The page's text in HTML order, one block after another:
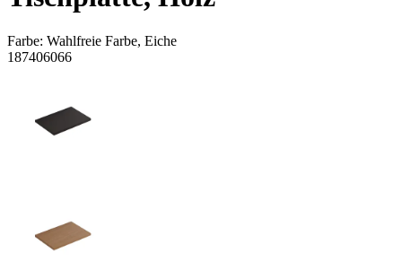
Farbe: Wahlfreie Farbe, Eiche
187406066